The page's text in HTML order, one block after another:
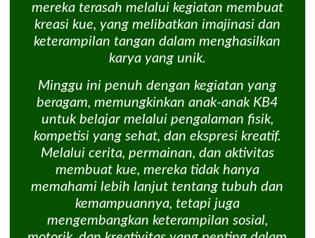
mereka terasah melalui kegiatan membuat
kreasi kue, yang melibatkan imajinasi dan
keterampilan tangan dalam menghasilkan
karya yang unik.
Minggu ini penuh dengan kegiatan yang
beragam, memungkinkan anak-anak KB4
untuk belajar melalui pengalaman fisik,
kompetisi yang sehat, dan ekspresi kreatif.
Melalui cerita, permainan, dan aktivitas
membuat kue, mereka tidak hanya
memahami lebih lanjut tentang tubuh dan
kemampuannya, tetapi juga
mengembangkan keterampilan sosial,